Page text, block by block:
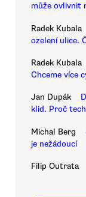
může ovlivnit
Radek Kubala
ozelení ulice.
Radek Kubala
Chceme více
Jan Dupák
klid. Proč
Michal Berg
je nežádoucí
Filip Outrata